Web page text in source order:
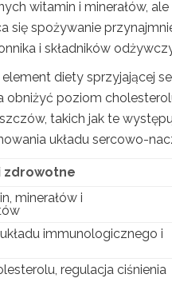
witamin i minerałów,
się spożywanie
i składników
diety sprzyjającej
obniżyć poziom
takich jak te
układu sercowo-
zdrowotne
minerałów i
immunologicznego i
regulacja ciśnienia